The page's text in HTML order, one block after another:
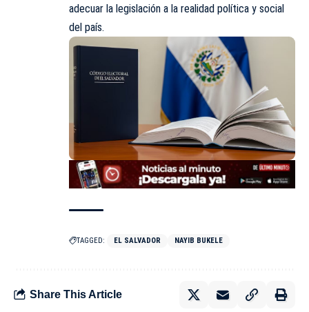
adecuar la legislación a la realidad política y social
del país.
TAGGED: EL SALVADOR NAYIB BUKELE
Share This Article